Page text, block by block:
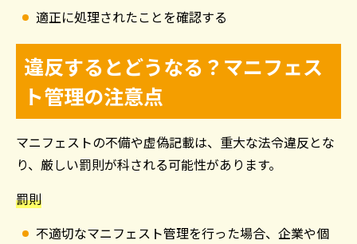
適正に処理されたことを確認する
違反するとどうなる？マニフェス
ト管理の注意点
マニフェストの不備や虚偽記載は、重大な法令違反とな
り、厳しい罰則が科される可能性があります。
罰則
不適切なマニフェスト管理を行った場合、企業や個